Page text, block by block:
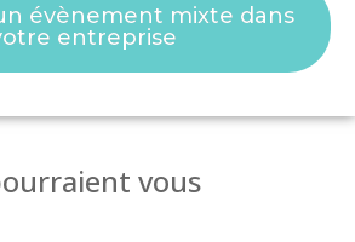
évènement mixte dans
entreprise
vous